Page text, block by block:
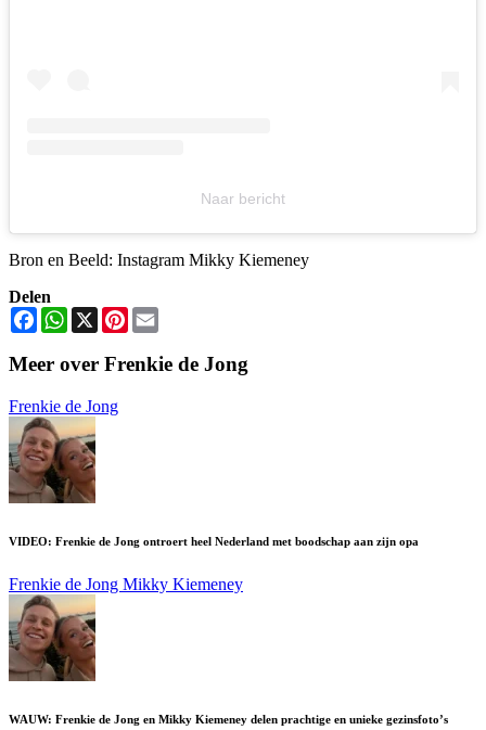
Naar bericht
Bron en Beeld: Instagram Mikky Kiemeney
Delen
FacebookWhatsApp
X Pinterest
Meer over Frenkie de Jong
Frenkie de Jong
VIDEO: Frenkie de Jong ontroert heel Nederland met boodschap aan zijn opa
Frenkie de Jong Mikky Kiemeney
WAUW: Frenkie de Jong en Mikky Kiemeney delen prachtige en unieke gezinsfoto’s